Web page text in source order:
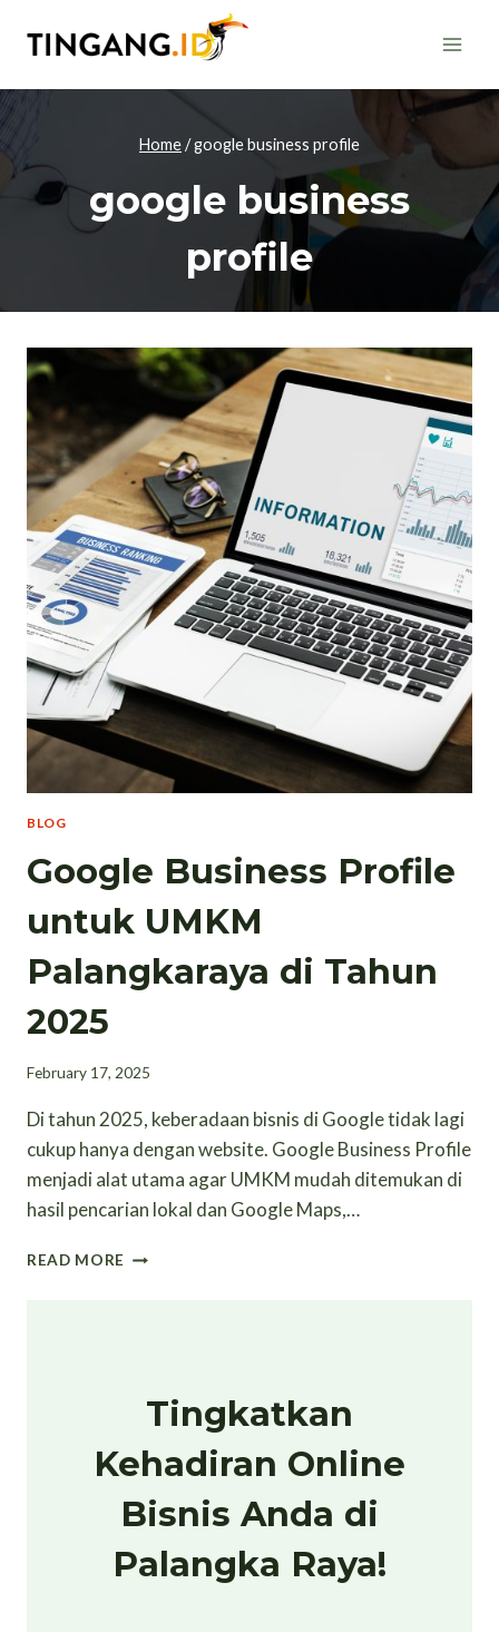
Home/google business profile
google business
profile
BLOG
Google Business Profile
untuk UMKM
Palangkaraya di Tahun
2025
February 17, 2025
Di tahun 2025, keberadaan bisnis di Google tidak lagi
cukup hanya dengan website. Google Business Profile
menjadi alat utama agar UMKM mudah ditemukan di
hasil pencarian lokal dan Google Maps,…
READ MORE GOOGLE
Tingkatkan
Kehadiran Online
Bisnis Anda di
Palangka Raya!